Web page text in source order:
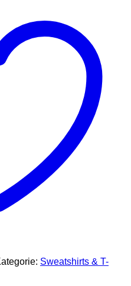
Sweatshirts & T-